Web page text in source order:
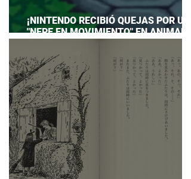
¡NINTENDO RECIBIÓ QUEJAS POR UN
"NEPE EN MOVIMIENTO" EN ANIMAL
PREPARAR UNA RESPUESTA OFICIAL!